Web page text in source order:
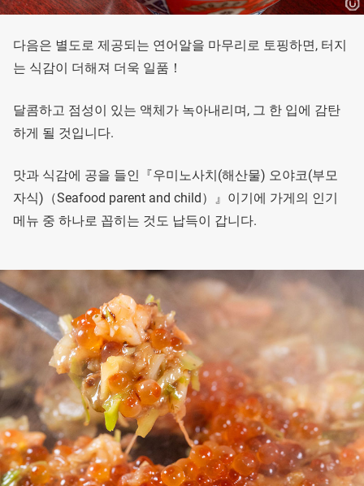
다음은 별도로 제공되는 연어알을 마무리로 토핑하면, 터지
는 식감이 더해져 더욱 일품！
달콤하고 점성이 있는 액체가 녹아내리며, 그 한 입에 감탄
하게 될 것입니다.
맛과 식감에 공을 들인『우미노사치(해산물) 오야코(부모
자식)（Seafood parent and child）』이기에 가게의 인기
메뉴 중 하나로 꼽히는 것도 납득이 갑니다.